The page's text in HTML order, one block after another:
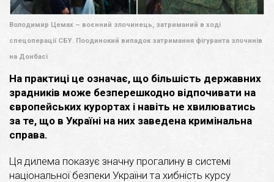
Володимир Цемах – воєнний злочинець, затриманий в ході
спецоперації СБУ. Поодинокий випадок затримання фігуранта злочинів
на Донбасі
На практиці це означає, що більшість державних
зрадників може безперешкодно відпочивати на
європейських курортах і навіть не хвилюватись
за те, що в Україні на них заведена кримінальна
справа.
Ця дилема показує значну прогалину в системі
національної безпеки України та хибність курсу